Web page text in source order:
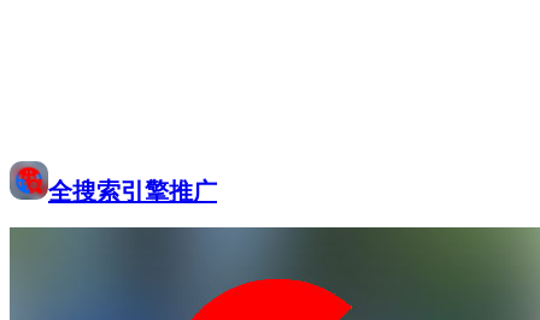
全搜索引擎推广